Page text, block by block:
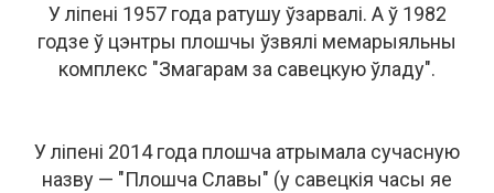
У ліпені 1957 года ратушу ўзарвалі. А ў 1982
годзе ў цэнтры плошчы ўзвялі мемарыяльны
комплекс "Змагарам за савецкую ўладу".
У ліпені 2014 года плошча атрымала сучасную
назву — "Плошча Славы" (у савецкія часы яе